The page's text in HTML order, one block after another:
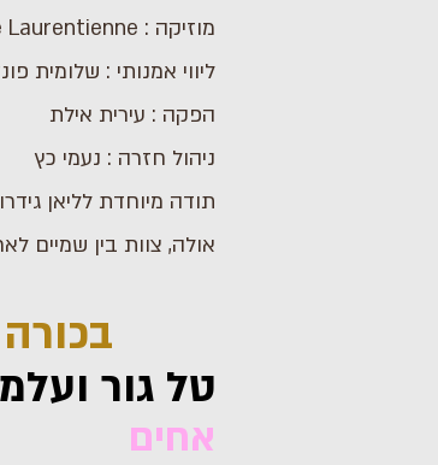
מוזיקה : J.B. Bach, Flore Laurentienne
ליווי אמנותי : שלומית
הפקה : עירית אילת
ניהול חזרה : נעמי כץ
תודה מיוחדת לליאן
אולה, צוות בין שמיים
טל גור
אחים
בכורה